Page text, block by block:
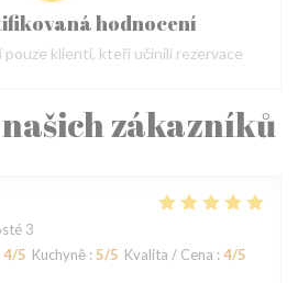
zákazníků
3
4/5 Kuchyně : 5/5 Kvalita / Cena : 4/5
hodnocení
klienti, kteří učinili rezervace